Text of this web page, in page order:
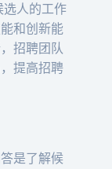
人的工作
和创新能
招聘团队
提高招聘
是了解候